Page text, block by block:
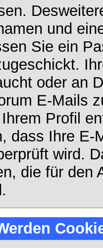
und
Sie ein
oder an
E-Mails
Profil
dass Ihre E-
wird.
die für den